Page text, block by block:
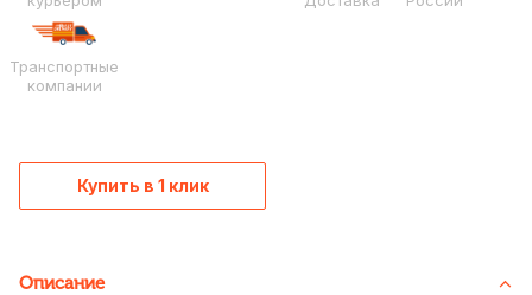
Транспортные
компании
Купить в 1 клик
Описание